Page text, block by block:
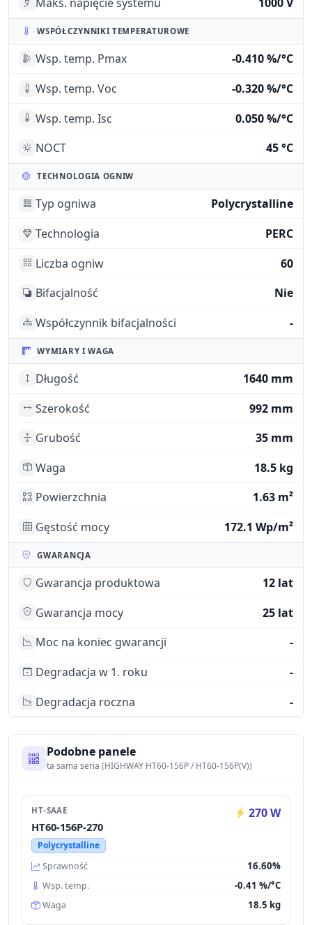
WSPÓŁCZYNNIKI TEMPERATUROWE
Wsp. temp. Pmax
-0.410 %/°C
Wsp. temp. Voc
-0.320 %/°C
Wsp. temp. Isc
0.050 %/°C
NOCT
45 °C
TECHNOLOGIA OGNIW
Typ ogniwa
Polycrystalline
Technologia
PERC
Liczba ogniw
60
Bifacjalność
Nie
Współczynnik bifacjalności
-
WYMIARY I WAGA
Długość
1640 mm
Szerokość
992 mm
Grubość
35 mm
Waga
18.5 kg
Powierzchnia
1.63 m²
Gęstość mocy
172.1 Wp/m²
GWARANCJA
Gwarancja produktowa
12 lat
Gwarancja mocy
25 lat
Moc na koniec gwarancji
-
Degradacja w 1. roku
-
Degradacja roczna
-
Podobne panele
ta sama seria (HIGHWAY HT60-156P / HT60-156P(V))
HT-SAAE 270 W
HT60-156P-270
Polycrystalline
Sprawność
16.60%
Wsp. temp. -0.41 %/°C
Waga 18.5 kg